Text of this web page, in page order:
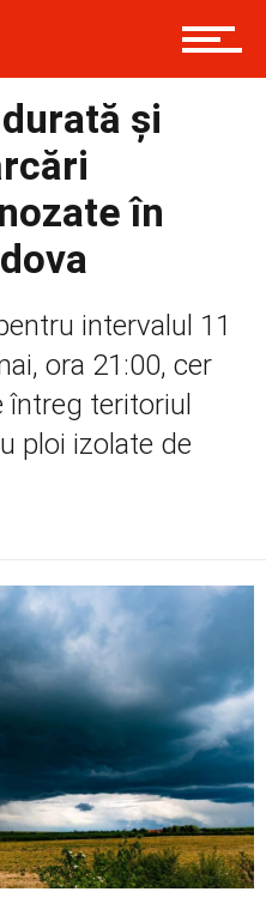
și
în
intervalul 11
ora 21:00, cer
întreg teritoriul
ploi izolate de